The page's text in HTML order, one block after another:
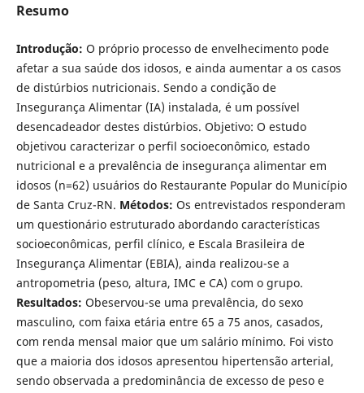
Resumo
Introdução: O próprio processo de envelhecimento pode
afetar a sua saúde dos idosos, e ainda aumentar a os casos
de distúrbios nutricionais. Sendo a condição de
Insegurança Alimentar (IA) instalada, é um possível
desencadeador destes distúrbios. Objetivo: O estudo
objetivou caracterizar o perfil socioeconômico, estado
nutricional e a prevalência de insegurança alimentar em
idosos (n=62) usuários do Restaurante Popular do Município
de Santa Cruz-RN. Métodos: Os entrevistados responderam
um questionário estruturado abordando características
socioeconômicas, perfil clínico, e Escala Brasileira de
Insegurança Alimentar (EBIA), ainda realizou-se a
antropometria (peso, altura, IMC e CA) com o grupo.
Resultados: Obeservou-se uma prevalência, do sexo
masculino, com faixa etária entre 65 a 75 anos, casados,
com renda mensal maior que um salário mínimo. Foi visto
que a maioria dos idosos apresentou hipertensão arterial,
sendo observada a predominância de excesso de peso e